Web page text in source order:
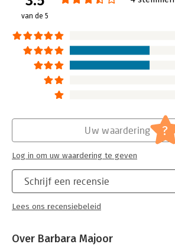
Hoofdrubriek:
van de 5
Schrijf een recensie
Lees ons recensiebeleid
Uw waardering ?
Log in om uw waardering te geven
Over Barbara Majoor